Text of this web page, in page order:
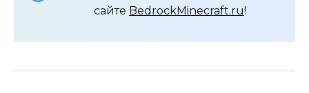
сайте BedrockMinecraft.ru!